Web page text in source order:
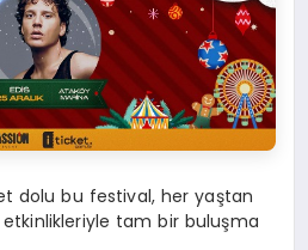
dolu bu festival, her yaştan
tam bir buluşma